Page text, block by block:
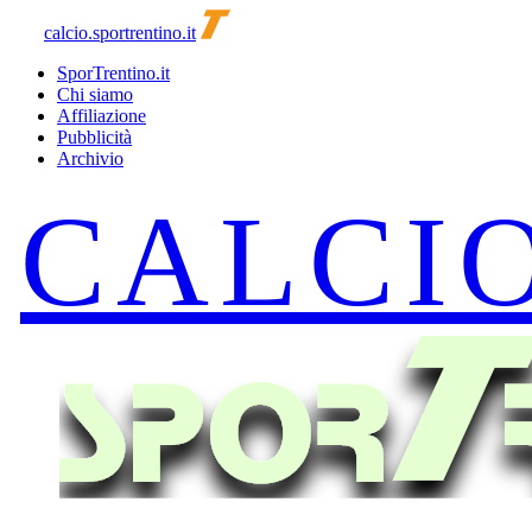
calcio.sportrentino.it
SporTrentino.it
Chi siamo
Affiliazione
Pubblicità
Archivio